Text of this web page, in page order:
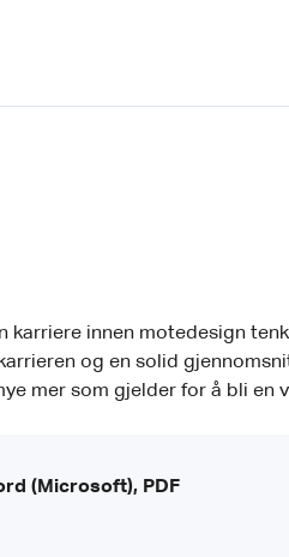
karriere innen motedesign
og en solid
mer som gjelder for å bli en
(Microsoft), PDF